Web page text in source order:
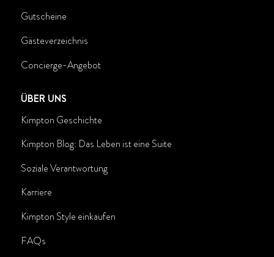
Gutscheine
Gästeverzeichnis
Concierge-Angebot
ÜBER UNS
Kimpton Geschichte
Kimpton Blog: Das Leben ist eine Suite
Soziale Verantwortung
Karriere
Kimpton Style einkaufen
FAQs